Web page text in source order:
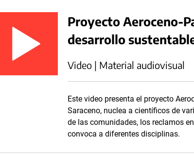
Proyecto Aeroceno-
desarrollo
Video | Material audiovisual
Este video presenta el proyecto
Saraceno, nuclea a científicos de
de las comunidades, los reclamos
convoca a diferentes disciplinas.